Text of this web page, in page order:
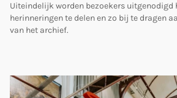
Uiteindelijk worden bezoekers uitgenodigd
herinneringen te delen en zo bij te dragen
van het archief.